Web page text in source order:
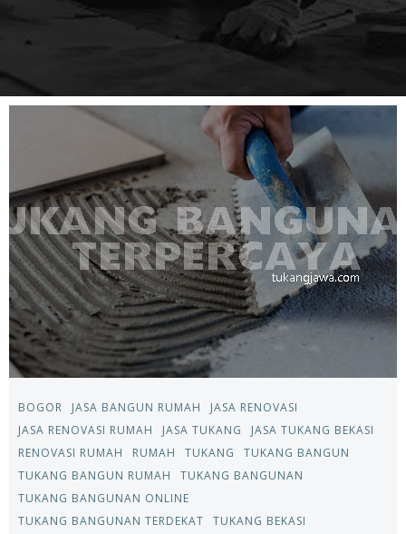
BOGOR JASA BANGUN RUMAH
JASA RENOVASI
JASA RENOVASI RUMAH
JASA TUKANG
JASA TUKANG BEKASI
RENOVASI RUMAH
RUMAH TUKANG
TUKANG BANGUN
TUKANG BANGUN RUMAH
TUKANG BANGUNAN
TUKANG BANGUNAN ONLINE
TUKANG BANGUNAN TERDEKAT
TUKANG BEKASI